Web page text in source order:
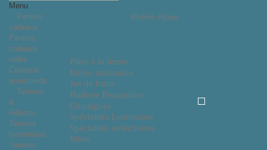
Rhône Alpes
Pâtes à la ferme
Bières artisanales
Jus de fruits
Huilerie Beaujolaise
Chataignes
Spécialités Lyonnaises
Spécialités ardéchoises
Miels
Menu
Paniers
cadeaux
Paniers
cadeaux
vides
Cadeaux
gourmands
Terrines
&
Rillettes
Terrines
lyonnaises
Terrines